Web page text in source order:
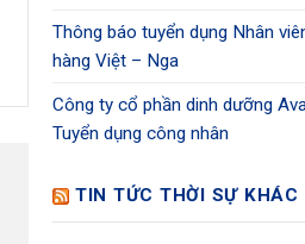
Thông báo tuyển dụng Nhân
hàng Việt – Nga
Công ty cổ phần dinh dưỡng
Tuyển dụng công nhân
TIN TỨC THỜI SỰ KHÁC